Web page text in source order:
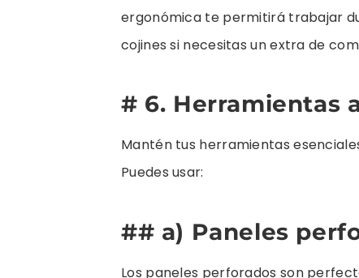
ergonómica te permitirá trabajar
cojines si necesitas un extra de
# 6. Herramientas
Mantén tus herramientas
Puedes usar:
## a) Paneles
Los paneles perforados son